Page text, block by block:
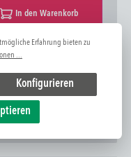
In den Warenkorb
zum Artikel
Erfahrung bieten zu
...
Konfigurieren